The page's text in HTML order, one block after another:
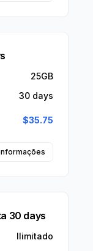
25GB
30 days
$35.75
30 days
Ilimitado